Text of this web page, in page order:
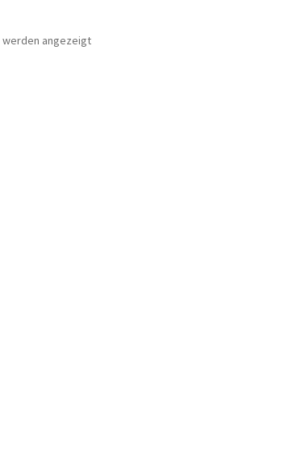
werden angezeigtNach